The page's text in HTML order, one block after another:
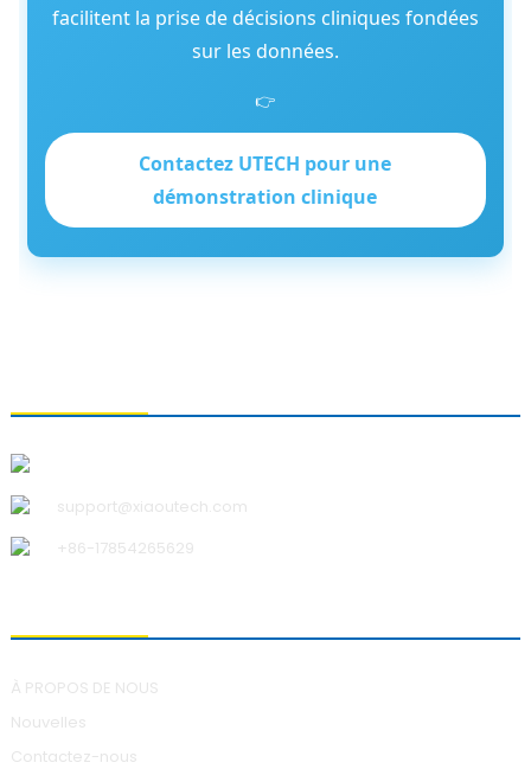
facilitent la prise de décisions cliniques fondées
sur les données.
👉
Contactez UTECH pour une
démonstration clinique
support@xiaoutech.com
+86-17854265629
À PROPOS DE NOUS
Nouvelles
Contactez-nous